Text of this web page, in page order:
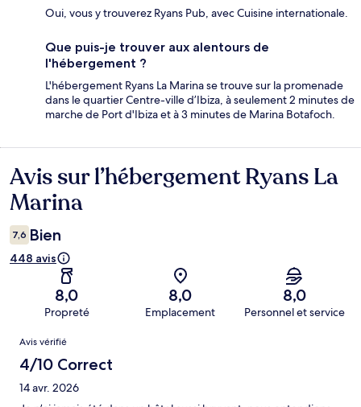
Oui, vous y trouverez Ryans Pub, avec Cuisine internationale.
Que puis-je trouver aux alentours de
l'hébergement ?
L'hébergement Ryans La Marina se trouve sur la promenade
dans le quartier Centre-ville d’Ibiza, à seulement 2 minutes de
marche de Port d'Ibiza et à 3 minutes de Marina Botafoch.
Avis
Avis sur l’hébergement Ryans La
Marina
7,6 Bien
448 avis
8,0
Propreté
8,0
Emplacement
8,0
Personnel et service
Avis
Avis vérifié
4/10 Correct
14 avr. 2026